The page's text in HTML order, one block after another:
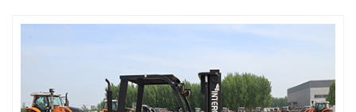
matières inflammables es...